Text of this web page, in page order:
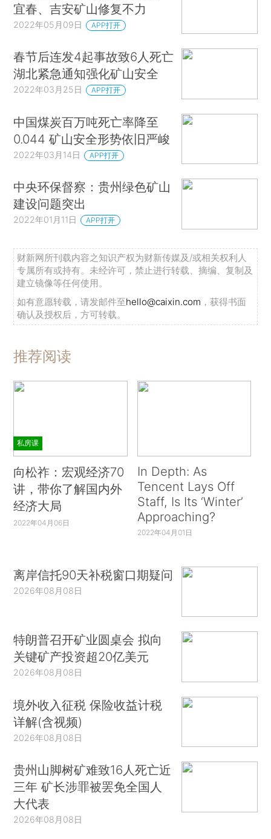
宜春、吉安矿山修复不力
2022年05月09日 APP打开
春节后连发4起事故致6人死亡
湖北紧急通知强化矿山安全
2022年03月25日 APP打开
中国煤炭百万吨死亡率降至
0.044 矿山安全形势依旧严峻
2022年03月14日 APP打开
中央环保督察：贵州绿色矿山
建设问题突出
2022年01月11日 APP打开
财新网所刊载内容之知识产权为财新传媒及/或相关权利人
专属所有或持有。未经许可，禁止进行转载、摘编、复制及
建立镜像等任何使用。
如有意愿转载，请发邮件至hello@caixin.com ，获得书面
确认及授权后，方可转载。
推荐阅读
私房课
向松祚：宏观经济70
讲，带你了解国内外
经济大局
2022年04月06日
In Depth: As
Tencent Lays Off
Staff, Is Its ‘Winter’
Approaching?
2022年04月01日
离岸信托90天补税窗口期疑问
2026年08月08日
特朗普召开矿业圆桌会 拟向
关键矿产投资超20亿美元
2026年08月08日
境外收入征税 保险收益计税
详解(含视频)
2026年08月08日
贵州山脚树矿难致16人死亡近
三年 矿长涉罪被罢免全国人
大代表
2026年08月08日